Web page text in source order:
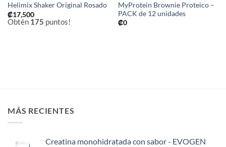
Helimix Shaker Original Rosado
₡17,500
Obtén 175 puntos!
MyProtein Brownie Proteico –
PACK de 12 unidades
₡0
MÁS RECIENTES
Creatina monohidratada con sabor - EVOGEN